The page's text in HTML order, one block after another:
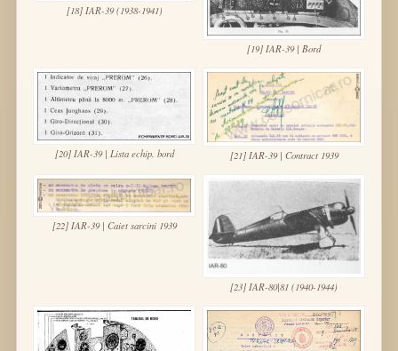
[18] IAR-39 (1938-1941)
[19] IAR-39 | Bord
[20] IAR-39 | Lista echip. bord [21] IAR-39 | Contract 1939
[22] IAR-39 | Caiet sarcini 1939
[23] IAR-80|81 (1940-1944)